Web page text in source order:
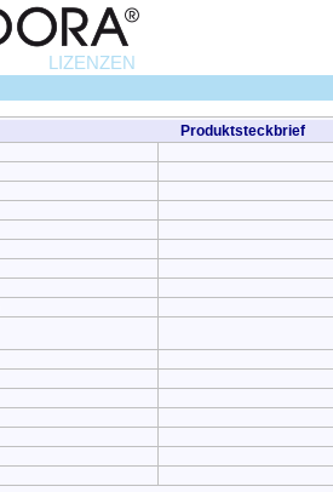
LIZENZEN
Produktsteckbrief